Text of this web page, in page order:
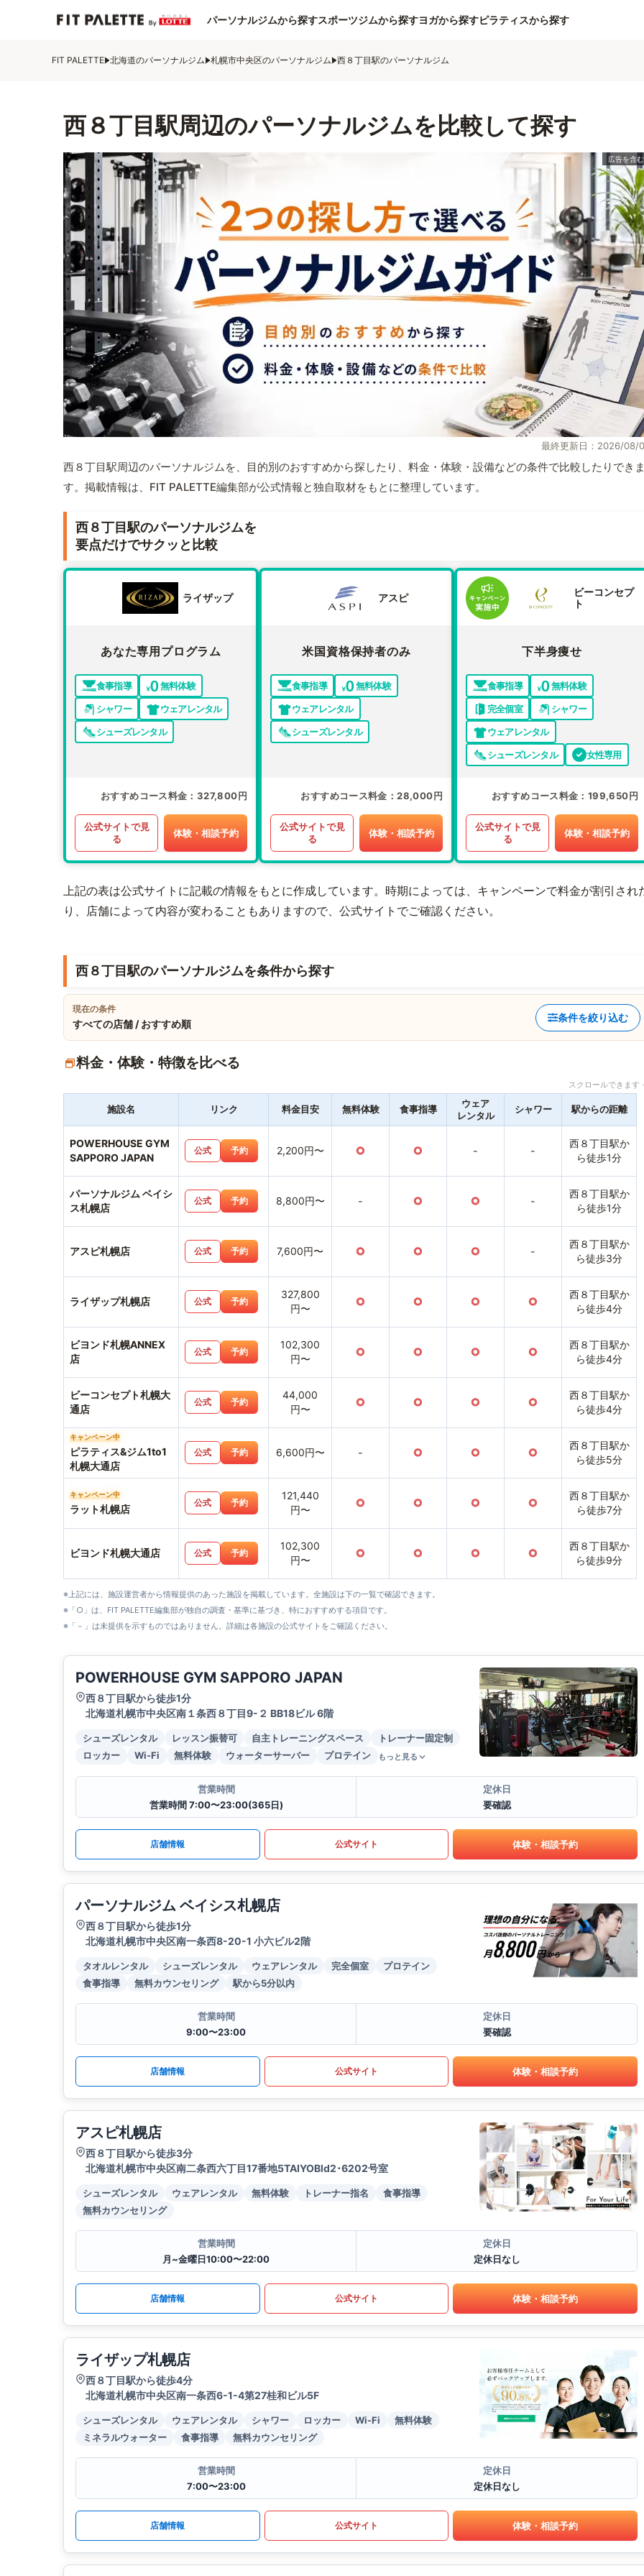
パーソナルジムから探すスポーツジムから探すヨガから探すピラティスから探す
FIT PALETTE 北海道のパーソナルジム 札幌市中央区のパーソナルジム 西８丁目駅のパーソナルジム
西８丁目駅周辺のパーソナルジムを比較して探す
最終更新日：2026/08/
西８丁目駅周辺のパーソナルジムを、目的別のおすすめから探したり、料金・体験・設備などの条件で比較したりでき
す。掲載情報は、FIT PALETTE編集部が公式情報と独自取材をもとに整理しています。
西８丁目駅のパーソナルジムを
要点だけでサクッと比較
ライザップ
あなた専用プログラム
食事指導
無料体験
シャワー
ウェアレンタル
シューズレンタル
おすすめコース料金 327,800円
公式サイトで見
る
体験・相談予約
アスピ
米国資格保持者のみ
食事指導
無料体験
ウェアレンタル
シューズレンタル
おすすめコース料金 28,000円
公式サイトで見
る
体験・相談予約
ビーコンセプ
ト
下半身痩せ
食事指導
無料体験
完全個室
シャワー
ウェアレンタル
シューズレンタル
女性専用
おすすめコース料金 199,650円
公式サイトで見
る
体験・相談予約
上記の表は公式サイトに記載の情報をもとに作成しています。時期によっては、キャンペーンで料金が割引され
り、店舗によって内容が変わることもありますので、公式サイトでご確認ください。
西８丁目駅のパーソナルジムを条件から探す
現在の条件
すべての店舗 / おすすめ順
条件を絞り込む
料金・体験・特徴を比べる
スクロールできま
施設名 リンク 料金目安 無料体験 食事指導
ウェア
レンタル
シャワー 駅からの距離
POWERHOUSE GYM
SAPPORO JAPAN
公式 予約 2,200円〜 ○ ○ - -
西８丁目駅か
ら徒歩1分
パーソナルジム ベイシ
ス札幌店
公式 予約 8,800円〜 - ○ ○ -
西８丁目駅か
ら徒歩1分
アスピ札幌店 公式 予約 7,600円〜 ○ ○ ○ -
西８丁目駅か
ら徒歩3分
ライザップ札幌店 公式 予約
327,800
円〜
○ ○ ○ ○
西８丁目駅か
ら徒歩4分
ビヨンド札幌ANNEX
店
公式 予約
102,300
円〜
○ ○ ○ ○
西８丁目駅か
ら徒歩4分
ビーコンセプト札幌大
通店
公式 予約
44,000
円〜
○ ○ ○ ○
西８丁目駅か
ら徒歩4分
キャンペーン中
ピラティス&ジム1to1
札幌大通店
公式 予約 6,600円〜 - ○ ○ ○
西８丁目駅か
ら徒歩5分
キャンペーン中
ラット札幌店
公式 予約
121,440
円〜
○ ○ ○ ○
西８丁目駅か
ら徒歩7分
ビヨンド札幌大通店 公式 予約
102,300
円〜
○ ○ ○ ○
西８丁目駅か
ら徒歩9分
※上記には、施設運営者から情報提供のあった施設を掲載しています。全施設は下の一覧で確認できます。
※「○」は、FIT PALETTE編集部が独自の調査・基準に基づき、特におすすめする項目です。
※「－」は未提供を示すものではありません。詳細は各施設の公式サイトをご確認ください。
POWERHOUSE GYM SAPPORO JAPAN
西８丁目駅から徒歩1分
北海道札幌市中央区南１条西８丁目9-２ BB18ビル 6階
シューズレンタル レッスン振替可 自主トレーニングスペース
トレーナー固定制
ロッカー
Wi-Fi 無料体験 ウォーターサーバー プロテイン もっと見る
営業時間
営業時間 7:00〜23:00(365日)
定休日
要確認
店舗情報 公式サイト 体験・相談予約
パーソナルジム ベイシス札幌店
西８丁目駅から徒歩1分
北海道札幌市中央区南一条西8-20-1 小六ビル2階
タオルレンタル シューズレンタル ウェアレンタル 完全個室
プロテイン
食事指導
無料カウンセリング 駅から5分以内
営業時間
9:00〜23:00
定休日
要確認
店舗情報 公式サイト 体験・相談予約
アスピ札幌店
西８丁目駅から徒歩3分
北海道札幌市中央区南二条西六丁目17番地5TAIYOBld2･6202号室
シューズレンタル ウェアレンタル 無料体験 トレーナー指名
食事指導
無料カウンセリング
営業時間
月~金曜日10:00〜22:00
定休日
定休日なし
店舗情報 公式サイト 体験・相談予約
ライザップ札幌店
西８丁目駅から徒歩4分
北海道札幌市中央区南一条西6-1-4第27桂和ビル5F
シューズレンタル ウェアレンタル シャワー ロッカー Wi-Fi
無料体験
ミネラルウォーター
食事指導 無料カウンセリング
営業時間
7:00〜23:00
定休日
定休日なし
店舗情報 公式サイト 体験・相談予約